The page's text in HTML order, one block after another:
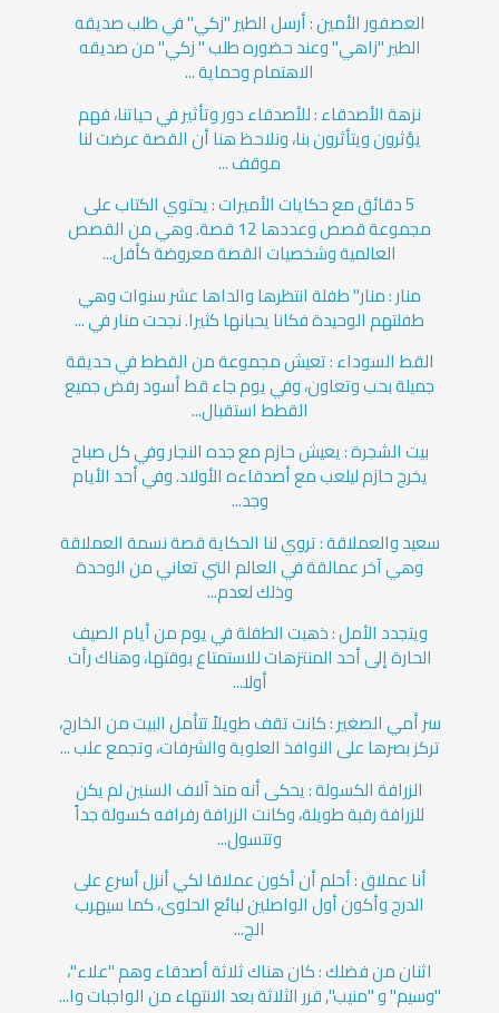
العصفور الأمين : أرسل الطير "زكي" في طلب صديقه
الطير "زاهي" وعند حضوره طلب " زكي" من صديقه
الاهتمام وحماية ...
نزهة الأصدقاء : للأصدقاء دور وتأثير في حياتنا، فهم
يؤثرون ويتأثرون بنا، ونلاحظ هنا أن القصة عرضت لنا
موقف ...
5 دقائق مع حكايات الأميرات : يحتوي الكتاب على
مجموعة قصص وعددها 12 قصة. وهي من القصص
العالمية وشخصيات القصة معروضة كأفل...
منار : منار" طفلة انتظرها والداها عشر سنوات وهي
طفلتهم الوحيدة فكانا يحبانها كثيرا. نجحت منار في ...
القط السوداء : تعيش مجموعة من القطط في حديقة
جميلة بحب وتعاون، وفي يوم جاء قط أسود رفض جميع
القطط استقبال...
بيت الشجرة : يعيش حازم مع جده النجار وفي كل صباح
يخرج حازم ليلعب مع أصدقاءه الأولاد. وفي أحد الأيام
وجد...
سعيد والعملاقة : تروي لنا الحكاية قصة نسمة العملاقة
وهي آخر عمالقة في العالم التي تعاني من الوحدة
وذلك لعدم...
ويتجدد الأمل : ذهبت الطفلة في يوم من أيام الصيف
الحارة إلى أحد المنتزهات للاستمتاع بوقتها، وهناك رأت
أولا...
سر أمي الصغير : كانت تقف طويلاً تتأمل البيت من الخارج،
تركز بصرها على النوافذ العلوية والشرفات، وتجمع علب ...
الزرافة الكسولة : يحكى أنه منذ آلاف السنين لم يكن
للزرافة رقبة طويلة، وكانت الزرافة رفرافه كسولة جداً
وتتسول...
أنا عملاق : أحلم أن أكون عملاقا لكي أنزل أسرع على
الدرج وأكون أول الواصلين لبائع الحلوى، كما سيهرب
الج...
اثنان من فضلك : كان هناك ثلاثة أصدقاء وهم "علاء"،
"وسيم" و "منيب", قرر الثلاثة بعد الانتهاء من الواجبات وا...